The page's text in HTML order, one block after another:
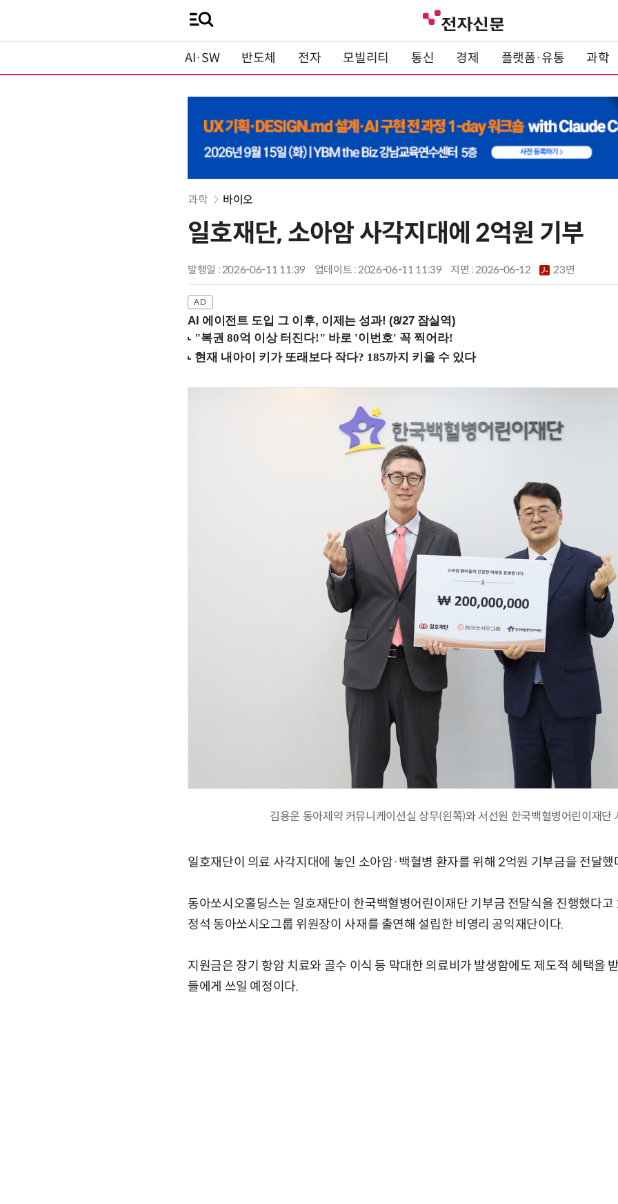
AI·SW 반도체 전자 모빌리티 통신 경제 플랫폼·유통 과학
과학 바이오
일호재단, 소아암 사각지대에 2억원 기부
발행일 : 2026-06-11 11:39 업데이트 : 2026-06-11 11:39 지면 :2026-06-12 23면
AI 에이전트 도입 그 이후, 이제는 성과! (8/27 잠실역)
김용운 동아제약 커뮤니케이션실 상무(왼쪽)와 서선원 한국백혈병어린이재단
일호재단이 의료 사각지대에 놓인 소아암·백혈병 환자를 위해 2억원 기부금을 전달했
동아쏘시오홀딩스는 일호재단이 한국백혈병어린이재단 기부금 전달식을 진행했다고
정석 동아쏘시오그룹 위원장이 사재를 출연해 설립한 비영리 공익재단이다.
지원금은 장기 항암 치료와 골수 이식 등 막대한 의료비가 발생함에도 제도적 혜택을
들에게 쓰일 예정이다.